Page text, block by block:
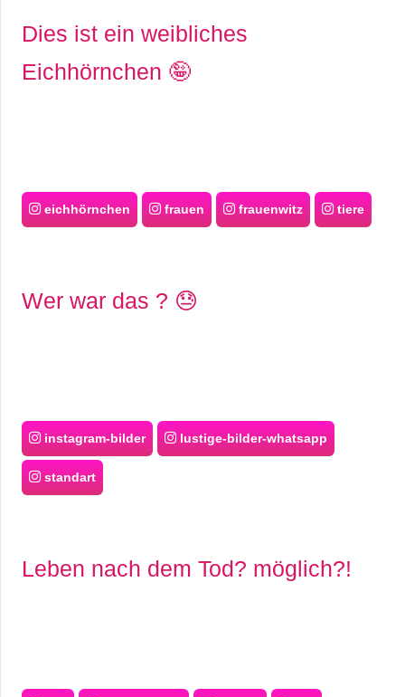
Dies ist ein weibliches
Eichhörnchen 🤪
eichhörnchen frauen frauenwitz tiere
Wer war das ? 😓
instagram-bilder lustige-bilder-whatsapp
standart
Leben nach dem Tod? möglich?!